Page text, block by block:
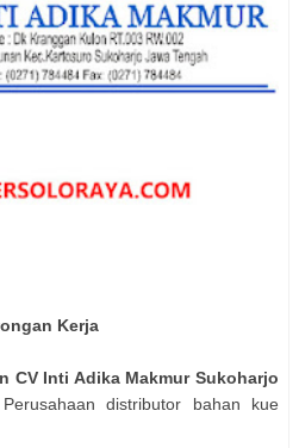
Kerja
CV Inti Adika Makmur Sukoharjo
distributor bahan kue